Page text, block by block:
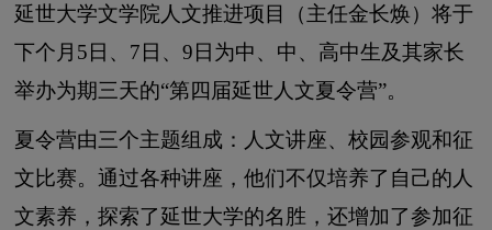
延世大学文学院人文推进项目（主任金长焕）将于
下个月5日、7日、9日为中、中、高中生及其家长
举办为期三天的“第四届延世人文夏令营”。
夏令营由三个主题组成：人文讲座、校园参观和征
文比赛。通过各种讲座，他们不仅培养了自己的人
文素养，探索了延世大学的名胜，还增加了参加征